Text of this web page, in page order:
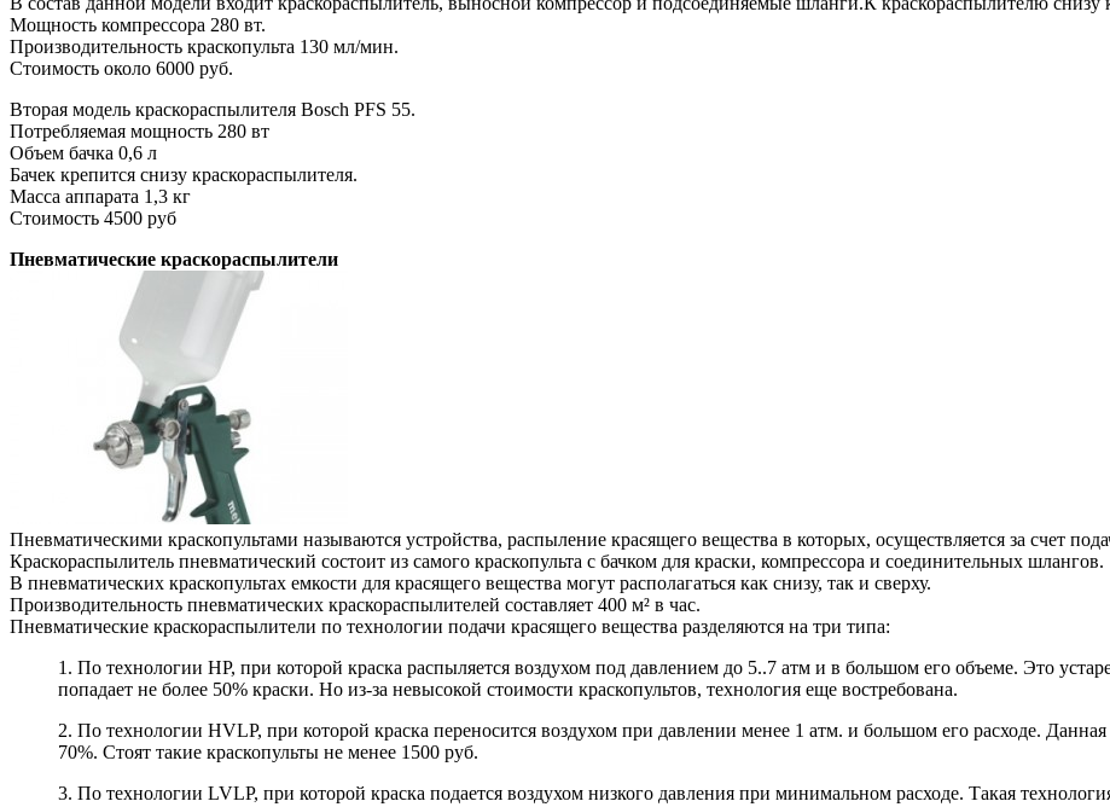
Мощность компрессора 280 вт.
Производительность краскопульта 130 мл/мин.
Стоимость около 6000 руб.
Вторая модель краскораспылителя Bosch PFS 55.
Потребляемая мощность 280 вт
Объем бачка 0,6 л
Бачек крепится снизу краскораспылителя.
Масса аппарата 1,3 кг
Стоимость 4500 руб
Пневматические краскораспылители
Пневматическими краскопультами называются устройства, распыление красящего вещества в которых, осуществляется за счет
Краскораспылитель пневматический состоит из самого краскопульта с бачком для краски, компрессора и соединительных шлангов.
В пневматических краскопультах емкости для красящего вещества могут располагаться как снизу, так и сверху.
Производительность пневматических краскораспылителей составляет 400 м² в час.
Пневматические краскораспылители по технологии подачи красящего вещества разделяются на три типа:
1. По технологии HP, при которой краска распыляется воздухом под давлением до 5..7 атм и в большом его объеме. Это
попадает не более 50% краски. Но из-за невысокой стоимости краскопультов, технология еще востребована.
2. По технологии HVLP, при которой краска переносится воздухом при давлении менее 1 атм. и большом его расходе.
70%. Стоят такие краскопульты не менее 1500 руб.
3. По технологии LVLP, при которой краска подается воздухом низкого давления при минимальном расходе. Такая